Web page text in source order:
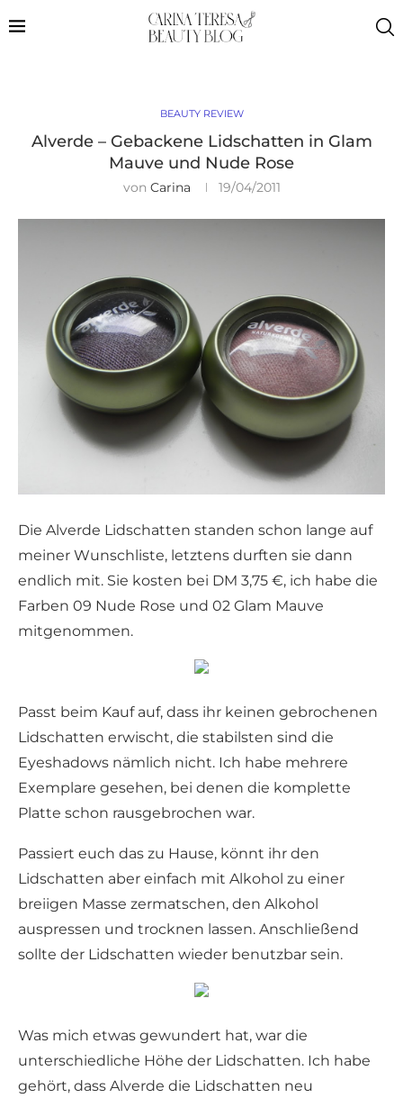
BEAUTY REVIEW
Alverde – Gebackene Lidschatten in Glam
Mauve und Nude Rose
von Carina 19/04/2011
Die Alverde Lidschatten standen schon lange auf
meiner Wunschliste, letztens durften sie dann
endlich mit. Sie kosten bei DM 3,75 €, ich habe die
Farben 09 Nude Rose und 02 Glam Mauve
mitgenommen.
Passt beim Kauf auf, dass ihr keinen gebrochenen
Lidschatten erwischt, die stabilsten sind die
Eyeshadows nämlich nicht. Ich habe mehrere
Exemplare gesehen, bei denen die komplette
Platte schon rausgebrochen war.
Passiert euch das zu Hause, könnt ihr den
Lidschatten aber einfach mit Alkohol zu einer
breiigen Masse zermatschen, den Alkohol
auspressen und trocknen lassen. Anschließend
sollte der Lidschatten wieder benutzbar sein.
Was mich etwas gewundert hat, war die
unterschiedliche Höhe der Lidschatten. Ich habe
gehört, dass Alverde die Lidschatten neu